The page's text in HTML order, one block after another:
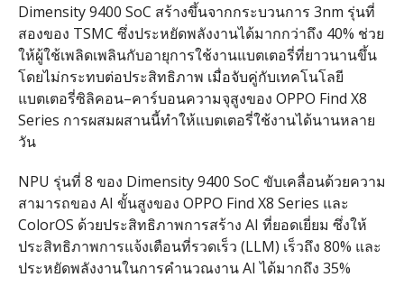
Dimensity 9400 SoC สร้างขึ้นจากกระบวนการ 3nm รุ่นที่
สองของ TSMC ซึ่งประหยัดพลังงานได้มากกว่าถึง 40% ช่วย
ให้ผู้ใช้เพลิดเพลินกับอายุการใช้งานแบตเตอรี่ที่ยาวนานขึ้น
โดยไม่กระทบต่อประสิทธิภาพ เมื่อจับคู่กับเทคโนโลยี
แบตเตอรี่ซิลิคอน–คาร์บอนความจุสูงของ OPPO Find X8
Series การผสมผสานนี้ทำให้แบตเตอรี่ใช้งานได้นานหลาย
วัน
NPU รุ่นที่ 8 ของ Dimensity 9400 SoC ขับเคลื่อนด้วยความ
สามารถของ AI ขั้นสูงของ OPPO Find X8 Series และ
ColorOS ด้วยประสิทธิภาพการสร้าง AI ที่ยอดเยี่ยม ซึ่งให้
ประสิทธิภาพการแจ้งเตือนที่รวดเร็ว (LLM) เร็วถึง 80% และ
ประหยัดพลังงานในการคำนวณงานAIได้มากถึง 35%